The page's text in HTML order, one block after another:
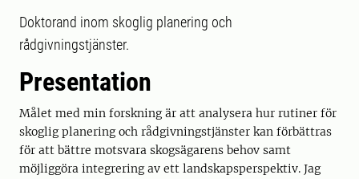
Doktorand inom skoglig planering och
rådgivningstjänster.
Presentation
Målet med min forskning är att analysera hur rutiner för
skoglig planering och rådgivningstjänster kan förbättras
för att bättre motsvara skogsägarens behov samt
möjliggöra integrering av ett landskapsperspektiv. Jag